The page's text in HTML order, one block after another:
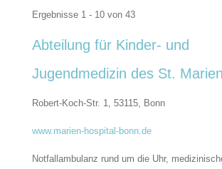
Ergebnisse 1 - 10 von 43
Abteilung für Kinder- und
Jugendmedizin des St.
Robert-Koch-Str. 1, 53115, Bonn
www.marien-hospital-bonn.de
Notfallambulanz rund um die Uhr,